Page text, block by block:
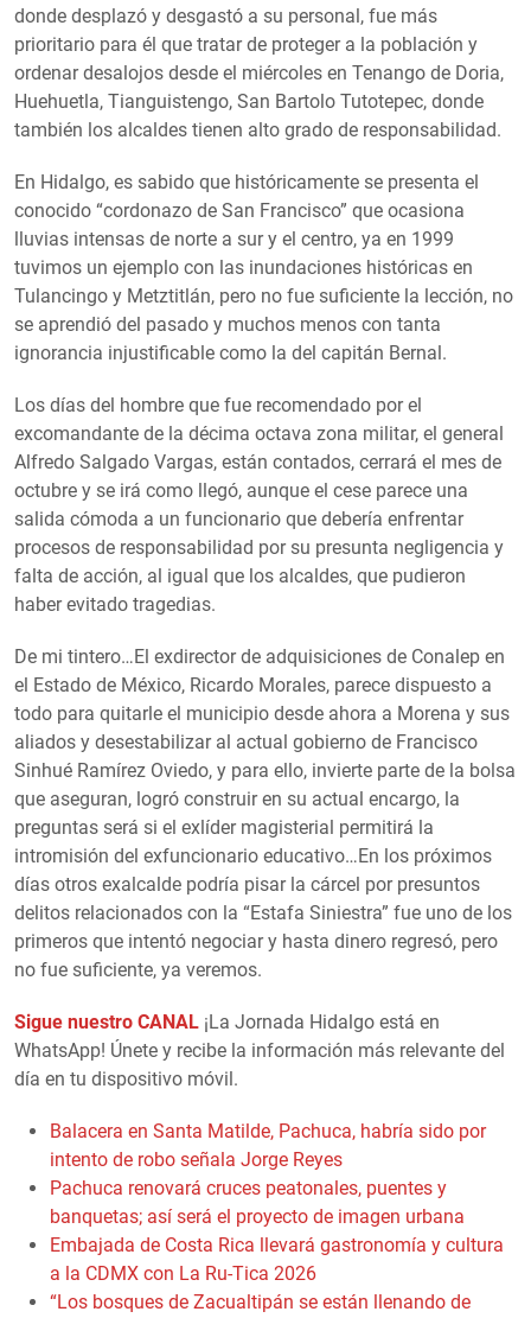
donde desplazó y desgastó a su personal, fue más
prioritario para él que tratar de proteger a la población y
ordenar desalojos desde el miércoles en Tenango de Doria,
Huehuetla, Tianguistengo, San Bartolo Tutotepec, donde
también los alcaldes tienen alto grado de responsabilidad.
En Hidalgo, es sabido que históricamente se presenta el
conocido “cordonazo de San Francisco” que ocasiona
lluvias intensas de norte a sur y el centro, ya en 1999
tuvimos un ejemplo con las inundaciones históricas en
Tulancingo y Metztitlán, pero no fue suficiente la lección, no
se aprendió del pasado y muchos menos con tanta
ignorancia injustificable como la del capitán Bernal.
Los días del hombre que fue recomendado por el
excomandante de la décima octava zona militar, el general
Alfredo Salgado Vargas, están contados, cerrará el mes de
octubre y se irá como llegó, aunque el cese parece una
salida cómoda a un funcionario que debería enfrentar
procesos de responsabilidad por su presunta negligencia y
falta de acción, al igual que los alcaldes, que pudieron
haber evitado tragedias.
De mi tintero…El exdirector de adquisiciones de Conalep en
el Estado de México, Ricardo Morales, parece dispuesto a
todo para quitarle el municipio desde ahora a Morena y sus
aliados y desestabilizar al actual gobierno de Francisco
Sinhué Ramírez Oviedo, y para ello, invierte parte de la bolsa
que aseguran, logró construir en su actual encargo, la
preguntas será si el exlíder magisterial permitirá la
intromisión del exfuncionario educativo…En los próximos
días otros exalcalde podría pisar la cárcel por presuntos
delitos relacionados con la “Estafa Siniestra” fue uno de los
primeros que intentó negociar y hasta dinero regresó, pero
no fue suficiente, ya veremos.
Sigue nuestro CANAL ¡La Jornada Hidalgo está en
WhatsApp! Únete y recibe la información más relevante del
día en tu dispositivo móvil.
Balacera en Santa Matilde, Pachuca, habría sido por
intento de robo señala Jorge Reyes
Pachuca renovará cruces peatonales, puentes y
banquetas; así será el proyecto de imagen urbana
Embajada de Costa Rica llevará gastronomía y cultura
a la CDMX con La Ru-Tica 2026
“Los bosques de Zacualtipán se están llenando de